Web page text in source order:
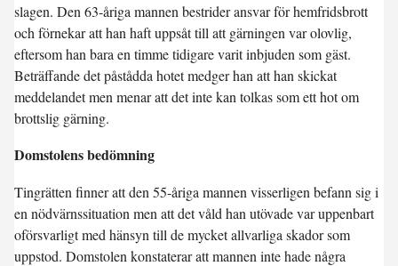
slagen. Den 63-åriga mannen bestrider ansvar för hemfridsbrott
och förnekar att han haft uppsåt till att gärningen var olovlig,
eftersom han bara en timme tidigare varit inbjuden som gäst.
Beträffande det påstådda hotet medger han att han skickat
meddelandet men menar att det inte kan tolkas som ett hot om
brottslig gärning.
Domstolens bedömning
Tingrätten finner att den 55-åriga mannen visserligen befann sig i
en nödvärnssituation men att det våld han utövade var uppenbart
oförsvarligt med hänsyn till de mycket allvarliga skador som
uppstod. Domstolen konstaterar att mannen inte hade några